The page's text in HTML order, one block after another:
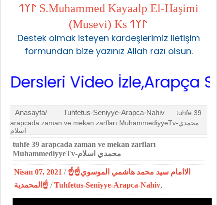
𐰃𐰠𐰯 S.Muhammed Kayaalp El-Haşimi
(Musevi) Ks 𐰃𐰠𐰯
Destek olmak isteyen kardeşlerimiz iletişim
formundan bize yazınız Allah razı olsun.
Video İzle,Arapça
Anasayfa/ Tuhfetus-Seniyye-Arapca-Nahiv
tuhfe 39
arapcada zaman ve mekan zarfları MuhammediyyeTv-محمدي
اسلام
tuhfe 39 arapcada zaman ve mekan zarfları
MuhammediyyeTv-محمدي اسلام
Nisan 07, 2021 / ☝الاامام سيد محمد هاشمي الموسوي☝
المحمدية☝ /Tuhfetus-Seniyye-Arapca-Nahiv,